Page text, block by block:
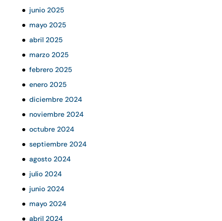
junio 2025
mayo 2025
abril 2025
marzo 2025
febrero 2025
enero 2025
diciembre 2024
noviembre 2024
octubre 2024
septiembre 2024
agosto 2024
julio 2024
junio 2024
mayo 2024
abril 2024